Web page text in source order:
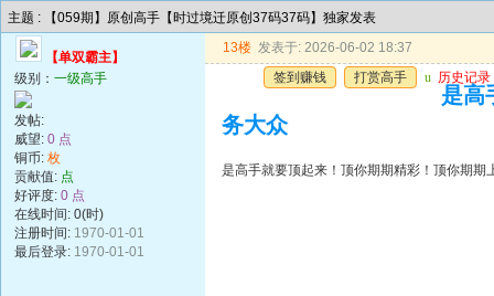
主题 : 【059期】原创高手【时过境迁原创37码37码】独家发表
【单双霸主】
级别： 一级高手
发帖:
威望: 0 点
铜币: 枚
贡献值: 点
好评度: 0 点
在线时间: 0(时)
注册时间: 1970-01-01
最后登录: 1970-01-01
13楼 发表于: 2026-06-02 18:37
签到赚钱
打赏高手 u 历史记录
是高
务大众
是高手就要顶起来！顶你期期精彩！顶你期期